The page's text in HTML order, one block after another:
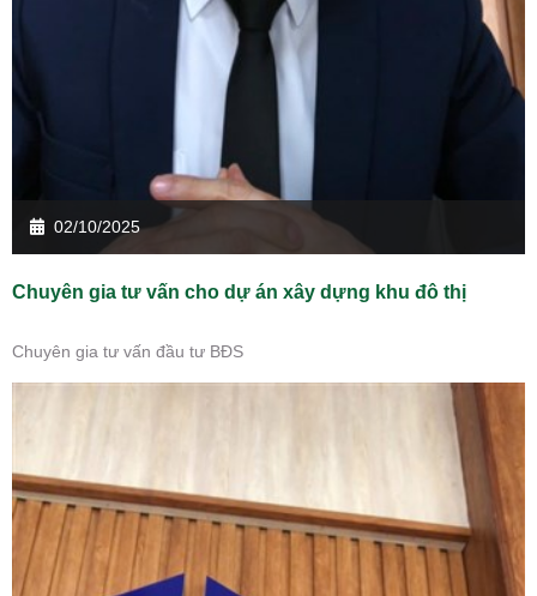
02/10/2025
Chuyên gia tư vấn cho dự án xây dựng khu đô thị
Chuyên gia tư vấn đầu tư BĐS